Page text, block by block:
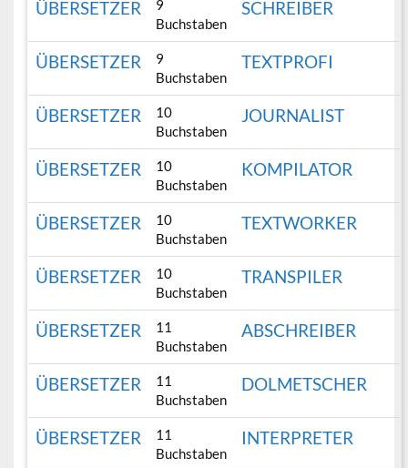
ÜBERSETZER
9
Buchstaben
SCHREIBER
ÜBERSETZER
9
Buchstaben
TEXTPROFI
ÜBERSETZER
10
Buchstaben
JOURNALIST
ÜBERSETZER
10
Buchstaben
KOMPILATOR
ÜBERSETZER
10
Buchstaben
TEXTWORKER
ÜBERSETZER
10
Buchstaben
TRANSPILER
ÜBERSETZER
11
Buchstaben
ABSCHREIBER
ÜBERSETZER
11
Buchstaben
DOLMETSCHER
ÜBERSETZER
11
Buchstaben
INTERPRETER